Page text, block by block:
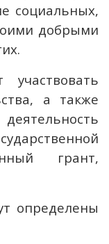
социальных,
добрыми
а также
грант,
определены